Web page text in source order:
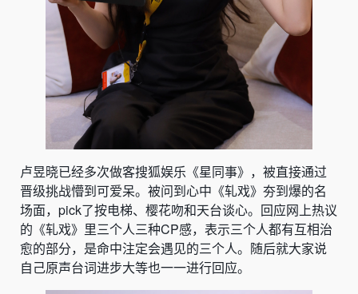
卢昱晓已经多次做客搜狐娱乐《星同事》，被直接通过
晋级挑战懵到可爱呆。被问到心中《轧戏》夯到爆的名
场面，pick了按电梯、樱花吻和天台谈心。回应网上热议
的《轧戏》里三个人三种CP感，表示三个人都有互相治
愈的部分，是命中注定会遇见的三个人。随后就大家说
自己原声台词进步大等也一一进行回应。